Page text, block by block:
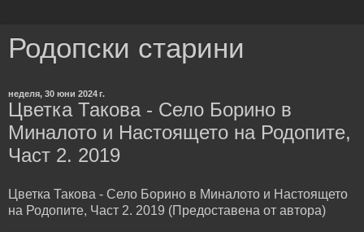
Родопски старини
неделя, 30 юни 2024 г.
Цветка Такова - Село Борино в
Миналото и Настоящето на Родопите,
Част 2. 2019
Цветка Такова - Село Борино в Миналото и Настоящето
на Родопите, Част 2. 2019 (Предоставена от автора)